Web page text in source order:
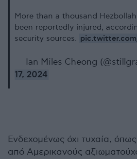
More than a thousand
been reportedly injured,
security sources.
— Ian Miles Cheong
17, 2024
Ενδεχομένως όχι τυχαία,
από Αμερικανούς